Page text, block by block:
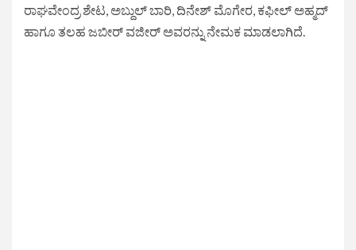
ರಾಘವೇಂದ್ರ ಶೇಟ, ಅಬ್ದುಲ್ ಬಾರಿ, ದಿನೇಶ್ ಮೊಗೇರ, ಕಫೀಲ್ ಅಹ್ಮದ್
ಹಾಗೂ ತಲಹ ಜಬೀರ್ ವಜೀರ್ ಅವರನ್ನು ನೇಮಕ ಮಾಡಲಾಗಿದೆ.